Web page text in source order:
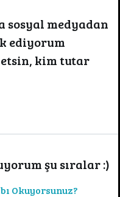
sosyal medyadan
ediyorum
kim tutar
şu sıralar :)
Okuyorsunuz?